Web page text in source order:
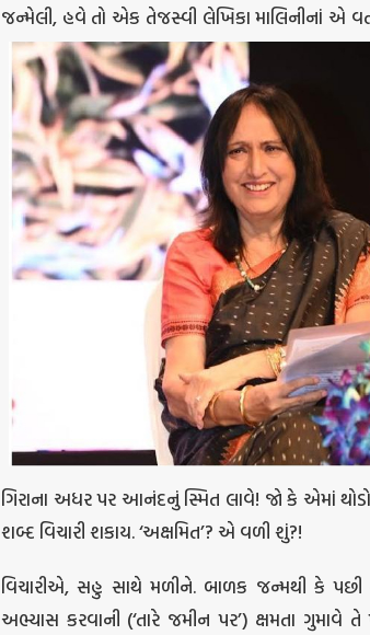
જન્મેલી, હવે તો એક તેજસ્વી લેખિકા માલિનીનાં એ
ગિરાના અધર પર આનંદનું સ્મિત લાવે! જો કે એમાં
શબ્દ વિચારી શકાય. ‘અક્ષમિત’? એ વળી શું?!
વિચારીએ, સહુ સાથે મળીને. બાળક જન્મથી કે પછી
અભ્યાસ કરવાની (‘તારે જમીન પર’) ક્ષમતા ગુમાવે